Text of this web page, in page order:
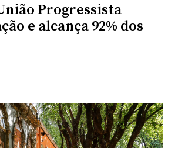
Progressista
e alcança 92% dos